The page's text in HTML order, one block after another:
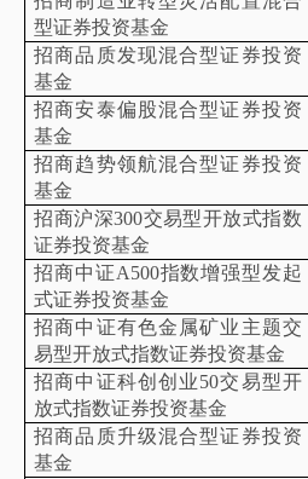
型证券投资基金
招商品质发现混合型证券投资
基金
招商安泰偏股混合型证券投资
基金
招商趋势领航混合型证券投资
基金
招商沪深300交易型开放式指数
证券投资基金
招商中证A500指数增强型发起
式证券投资基金
招商中证有色金属矿业主题交
易型开放式指数证券投资基金
招商中证科创创业50交易型开
放式指数证券投资基金
招商品质升级混合型证券投资
基金